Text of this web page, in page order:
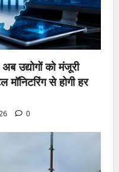
उद्योगों को मंजूरी
से होगी हर
0